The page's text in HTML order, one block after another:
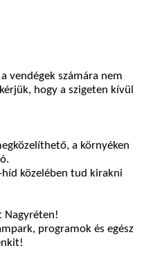
vendégek számára nem
hogy a szigeten kívül
a környéken
közelében tud kirakni
Nagyréten!
programok és egész